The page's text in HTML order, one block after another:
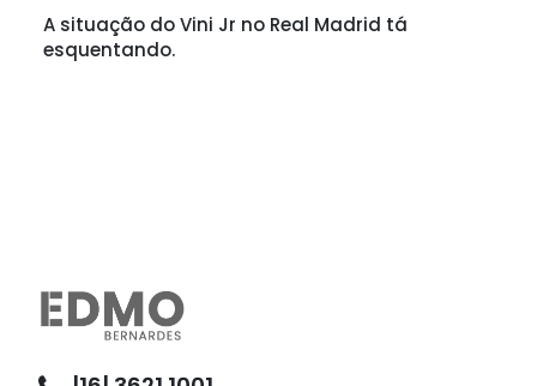
A situação do Vini Jr no Real Madrid tá
esquentando.